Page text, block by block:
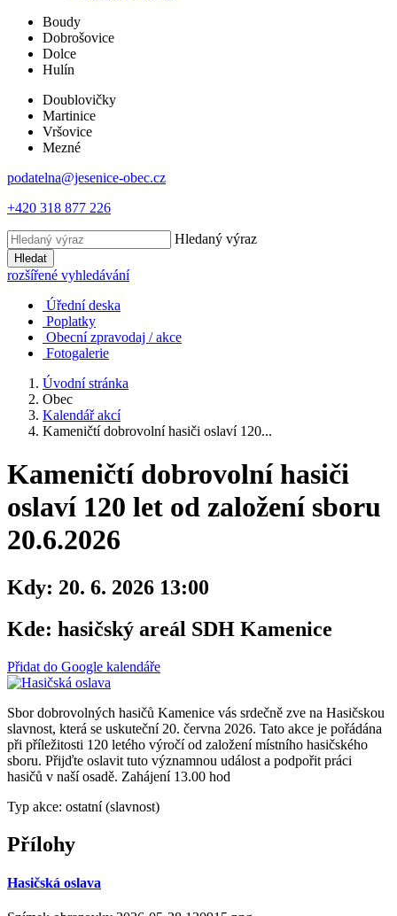
Boudy
Dobrošovice
Dolce
Hulín
Doublovičky
Martinice
Vršovice
Mezné
podatelna@jesenice-obec.cz
+420 318 877 226
Hledaný výraz
Hledat
rozšířené vyhledávání
Úřední deska
Poplatky
Obecní zpravodaj / akce
Fotogalerie
Úvodní stránka
Obec
Kalendář akcí
Kameničtí dobrovolní hasiči oslaví 120...
Kameničtí dobrovolní hasiči
oslaví 120 let od založení sboru
20.6.2026
Kdy: 20. 6. 2026 13:00
Kde: hasičský areál SDH Kamenice
Přidat do Google kalendáře
Sbor dobrovolných hasičů Kamenice vás srdečně zve na Hasičskou
slavnost, která se uskuteční 20. června 2026. Tato akce je pořádána
při příležitosti 120 letého výročí od založení místního hasičského
sboru. Přijďte oslavit tuto významnou událost a podpořit práci
hasičů v naší osadě. Zahájení 13.00 hod
Typ akce: ostatní (slavnost)
Přílohy
Hasičská oslava